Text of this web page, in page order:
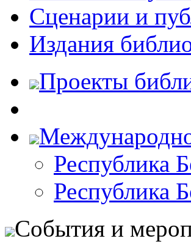
Сценарии и
Издания
Проекты
Республика
Республика
События и